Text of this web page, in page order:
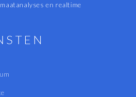
en realtime